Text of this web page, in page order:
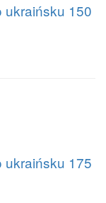
ukraińsku 150
ukraińsku 175